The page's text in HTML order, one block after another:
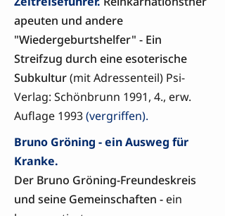
apeuten und andere
"Wiedergeburtshelfer" - Ein
Streifzug durch eine esoterische
Subkultur(mit Adressenteil) Psi-
Verlag: Schönbrunn 1991, 4., erw.
Auflage 1993(vergriffen).
Bruno Gröning - ein Ausweg für
Kranke.
Der Bruno Gröning-Freundeskreis
und seine Gemeinschaften - ein